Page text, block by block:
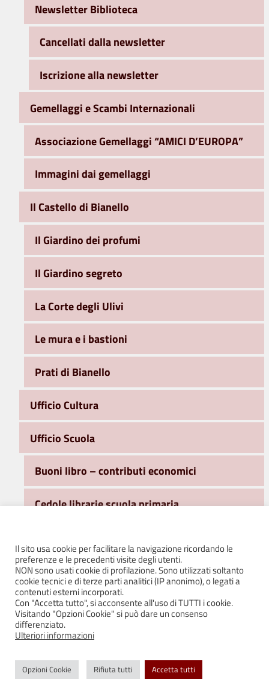
Newsletter Biblioteca
Cancellati dalla newsletter
Iscrizione alla newsletter
Gemellaggi e Scambi Internazionali
Associazione Gemellaggi “AMICI D’EUROPA”
Immagini dai gemellaggi
Il Castello di Bianello
Il Giardino dei profumi
Il Giardino segreto
La Corte degli Ulivi
Le mura e i bastioni
Prati di Bianello
Ufficio Cultura
Ufficio Scuola
Buoni libro – contributi economici
Cedole librarie scuola primaria
Iscrizioni ai servizi a.s. 2026/2027
Mense scolastiche: primarie e scuola
dell’infanzia statale
Scuole dell’Infanzia
Il sito usa cookie per facilitare la navigazione ricordando le
preferenze e le precedenti visite degli utenti.
NON sono usati cookie di profilazione. Sono utilizzati soltanto
cookie tecnici e di terze parti analitici (IP anonimo), o legati a
contenuti esterni incorporati.
Con "Accetta tutto", si acconsente all'uso di TUTTI i cookie.
Visitando "Opzioni Cookie" si può dare un consenso
differenziato.
Ulteriori informazioni
Opzioni Cookie Rifiuta tutti Accetta tutti